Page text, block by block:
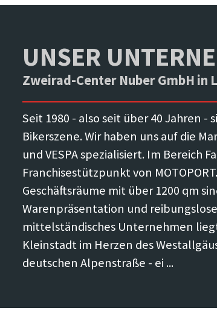
UNSER
Zweirad-Center Nuber GmbH in
Seit 1980 - also seit über 40 Jahren
Bikerszene. Wir haben uns auf die
und VESPA spezialisiert. Im Bereich
Franchisestützpunkt von
Geschäftsräume mit über 1200 qm
Warenpräsentation und
mittelständisches Unternehmen
Kleinstadt im Herzen des
deutschen Alpenstraße - ei ...